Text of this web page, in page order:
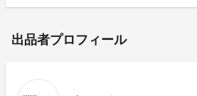
出品者プロフィール